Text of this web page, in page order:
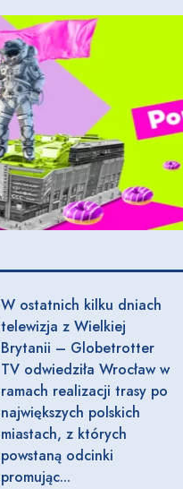
W ostatnich kilku dniach
telewizja z Wielkiej
Brytanii – Globetrotter
TV odwiedziła Wrocław w
ramach realizacji trasy po
największych polskich
miastach, z których
powstaną odcinki
promując...